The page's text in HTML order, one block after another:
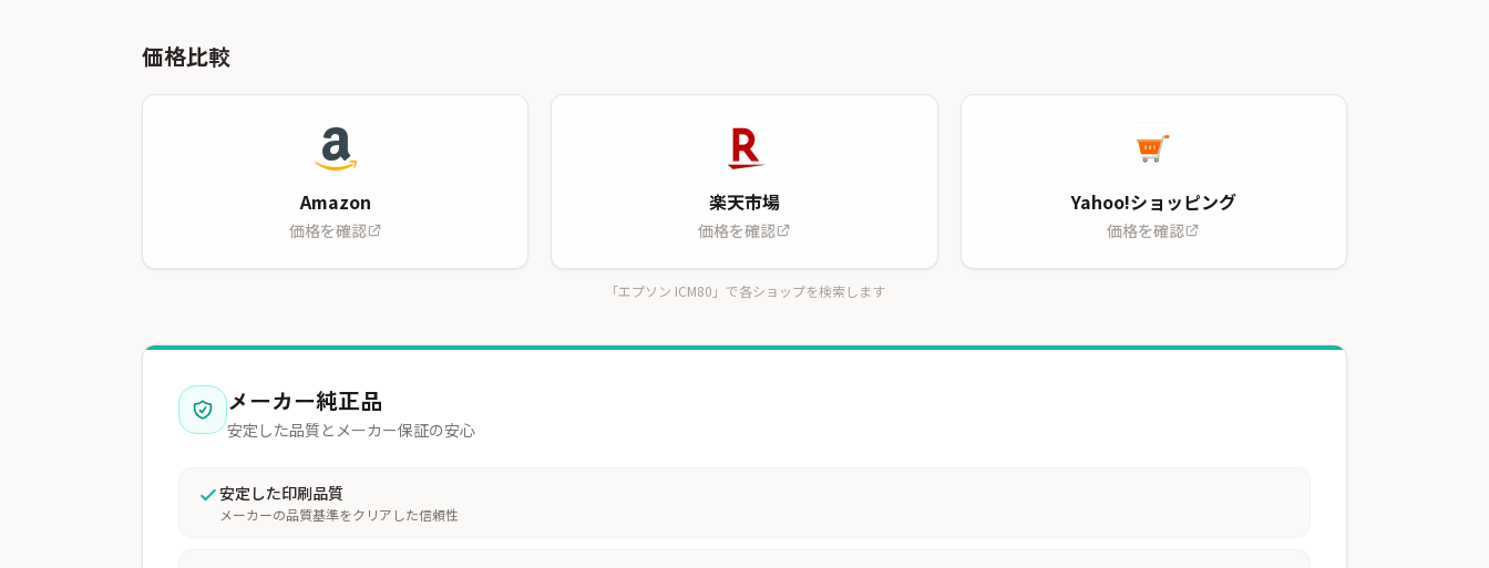
価格比較
Amazon
価格を確認
楽天市場
価格を確認
Yahoo!ショッピング
価格を確認
「エプソン ICM80」で各ショップを検索します
メーカー純正品
安定した品質とメーカー保証の安心
安定した印刷品質
メーカーの品質基準をクリアした信頼性